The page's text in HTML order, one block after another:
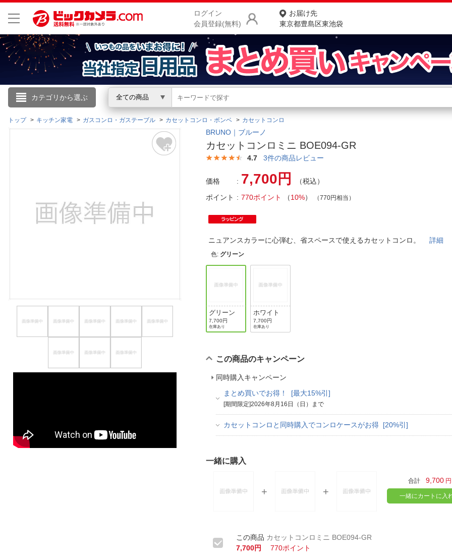
ログイン
会員登録(無料)
お届け先
東京都豊島区東池袋
カテゴリから選ぶ 全ての商品
こんにちは
ログイン
閲覧履歴
商品をさがす
ランキングからさがす
カテゴリ一覧からさがす
お客様サポート
トップ キッチン家電 ガスコンロ・ガステーブル カセットコンロ・ボンベ カセットコンロ
BRUNO｜ブルーノ
カセットコンロミニ BOE094-GR
4.7 3件の商品レビュー
価格 7,700円
（税込）
ポイント
770ポイント （10%） （770円相当）
ニュアンスカラーに心弾む、省スペースで使えるカセットコンロ。詳細
色: グリーン
グリーン
7,700円
在庫あり
ホワイト
7,700円
在庫あり
この商品のキャンペーン
同時購入キャンペーン
まとめ買いでお得！ [最大15%引]
[期間限定]2026年8月16日（日）まで
カセットコンロと同時購入でコンロケースがお得 [20%引]
一緒に購入
合計 9,700 円
一緒にカートに入
カセットコンロミニ BOE094-GR
7,700円
770ポイント